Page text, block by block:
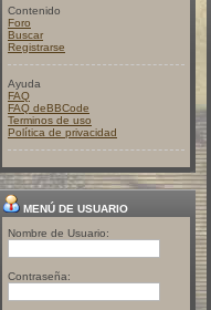
Contenido
Foro
Buscar
Registrarse
Ayuda
FAQ
FAQ deBBCode
Terminos de uso
Política de privacidad
MENÚ DE USUARIO
Nombre de Usuario:
Contraseña: